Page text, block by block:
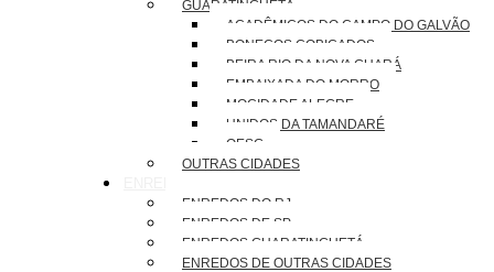
GUARATINGUETÁ
ACADÊMICOS DO CAMPO DO GALVÃO
BONECOS COBIÇADOS
BEIRA RIO DA NOVA GUARÁ
EMBAIXADA DO MORRO
MOCIDADE ALEGRE
UNIDOS DA TAMANDARÉ
OESG
OUTRAS CIDADES
ENREDOS DO RJ
ENREDOS DE SP
ENREDOS GUARATINGUETÁ
ENREDOS DE OUTRAS CIDADES